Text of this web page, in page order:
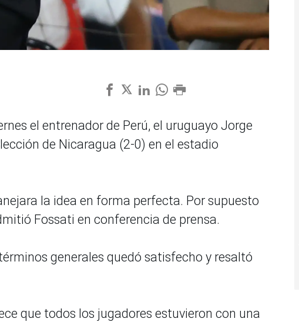
el entrenador de Perú, el uruguayo Jorge
de Nicaragua (2-0) en el estadio
la idea en forma perfecta. Por supuesto
Fossati en conferencia de prensa.
generales quedó satisfecho y resaltó
que todos los jugadores estuvieron con una